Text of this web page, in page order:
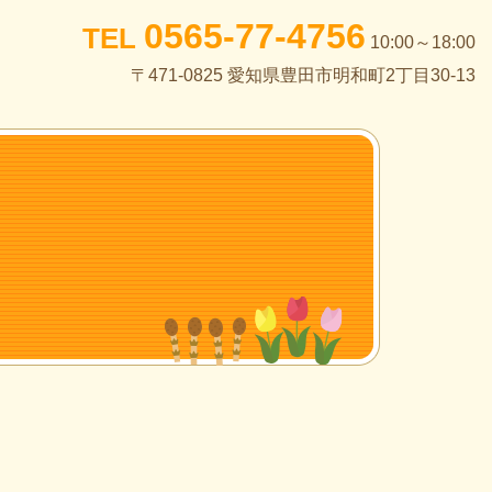
TEL 0565-77-4756 10:00～18:00
〒471-0825 愛知県豊田市明和町2丁目30-13